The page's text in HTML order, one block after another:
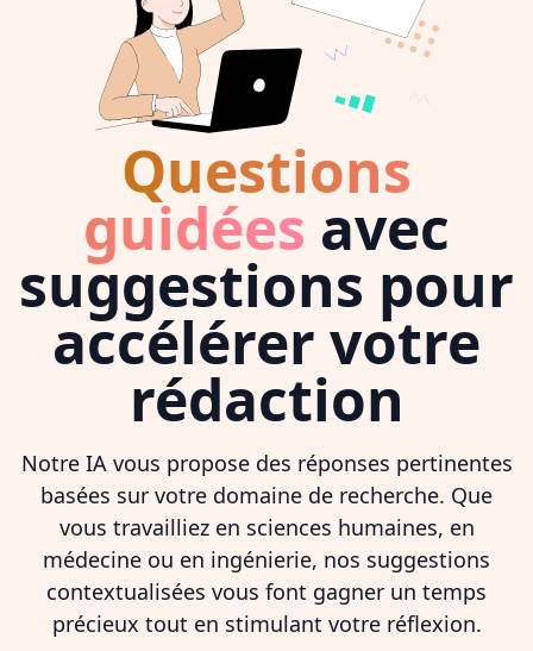
Questions
guidées avec
suggestions pour
accélérer votre
rédaction
Notre IA vous propose des réponses pertinentes
basées sur votre domaine de recherche. Que
vous travailliez en sciences humaines, en
médecine ou en ingénierie, nos suggestions
contextualisées vous font gagner un temps
précieux tout en stimulant votre réflexion.